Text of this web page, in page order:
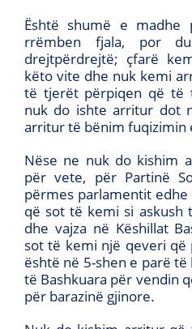
Është shumë e madhe
rrëmben fjala, por
drejtpërdrejtë; çfarë
këto vite dhe nuk kemi
të tjerët përpiqen që të
nuk do ishte arritur dot
arritur të bënim fuqizimin
Nëse ne nuk do kishim
për vete, për Partinë
përmes parlamentit
që sot të kemi si askush
dhe vajza në Këshillat
sot të kemi një qeveri
është në 5-shen e parë
të Bashkuara për vendin
për barazinë gjinore.